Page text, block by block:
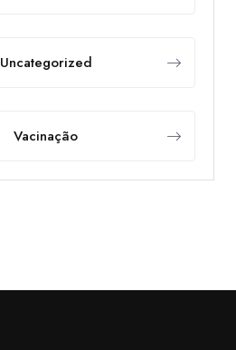
Uncategorized
Vacinação